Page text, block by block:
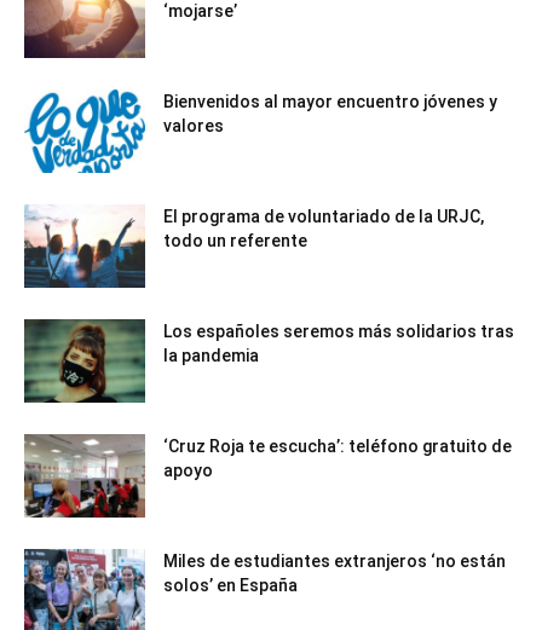
‘mojarse’
Bienvenidos al mayor encuentro jóvenes y
valores
El programa de voluntariado de la URJC,
todo un referente
Los españoles seremos más solidarios tras
la pandemia
‘Cruz Roja te escucha’: teléfono gratuito de
apoyo
Miles de estudiantes extranjeros ‘no están
solos’ en España